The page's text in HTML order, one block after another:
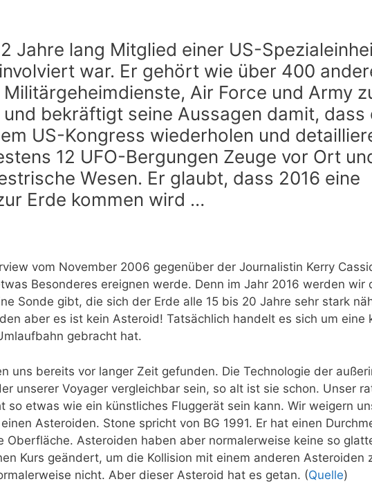
Jahre lang Mitglied einer US-
war. Er gehört wie über 400
Air Force und Army
und bekräftigt seine Aussagen damit, dass
US-Kongress wiederholen und
12 UFO-Bergungen Zeuge vor Ort
Wesen. Er glaubt, dass 2016 eine
Erde kommen wird …
vom November 2006 gegenüber der Journalistin Kerry
Besonderes ereignen werde. Denn im Jahr 2016 werden wir
Sonde gibt, die sich der Erde alle 15 bis 20 Jahre sehr stark
aber es ist kein Asteroid! Tatsächlich handelt es sich um eine
gebracht hat.
uns bereits vor langer Zeit gefunden. Die Technologie der
unserer Voyager vergleichbar sein, so alt ist sie schon. Unser
so etwas wie ein künstliches Fluggerät sein kann. Wir weigern
Asteroiden. Stone spricht von BG 1991. Er hat einen
Oberfläche. Asteroiden haben aber normalerweise keine so
Kurs geändert, um die Kollision mit einem anderen Asteroiden
nicht. Aber dieser Asteroid hat es getan. (Quelle)